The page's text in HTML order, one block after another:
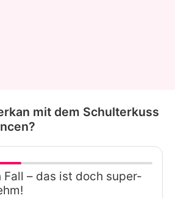
mit dem Schulterkuss
Fall – das ist doch super-